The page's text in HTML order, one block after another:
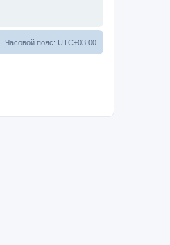
Часовой пояс: UTC+03:00